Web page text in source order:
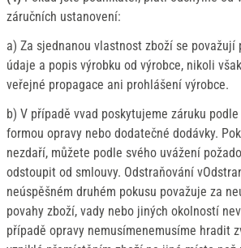
záručních ustanovení:
a) Za sjednanou vlastnost zboží se považují
údaje a popis výrobku od výrobce, nikoli
veřejné propagace ani prohlášení výrobce.
b) V případě vvad poskytujeme záruku
formou opravy nebo dodatečné dodávky.
nezdaří, můžete podle svého uvážení
odstoupit od smlouvy. Odstraňování
neúspěšném druhém pokusu považuje za
povahy zboží, vady nebo jiných okolností
případě opravy nemusímenemusíme hradit